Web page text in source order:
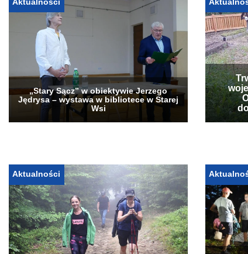
Aktualności
„Stary Sącz” w obiektywie Jerzego
Jędrysa – wystawa w bibliotece w Starej
Wsi
Aktualności